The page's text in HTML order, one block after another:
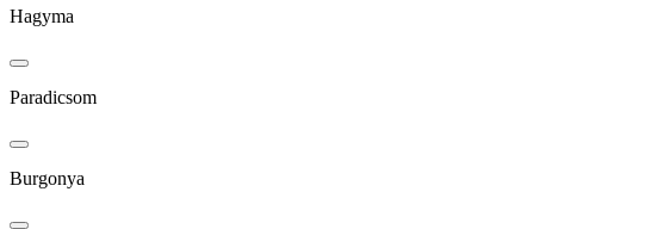
Hagyma
Paradicsom
Burgonya